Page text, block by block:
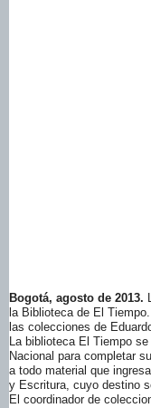
Bogotá, agosto de 2013.
la Biblioteca de El
las colecciones de
La biblioteca El Tiempo
Nacional para completar
a todo material que
y Escritura, cuyo destino
El coordinador de